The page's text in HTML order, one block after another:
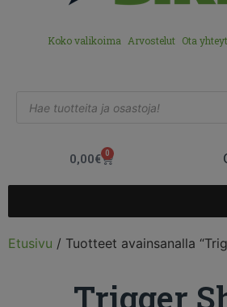
Koko valikoima Arvostelut Ota
0,00€ 0
Etusivu / Tuotteet avainsanalla
Trigger